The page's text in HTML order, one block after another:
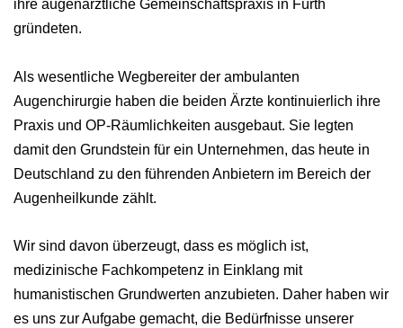
ihre augenärztliche Gemeinschaftspraxis in Fürth
gründeten.
Als wesentliche Wegbereiter der ambulanten
Augenchirurgie haben die beiden Ärzte kontinuierlich ihre
Praxis und OP-Räumlichkeiten ausgebaut. Sie legten
damit den Grundstein für ein Unternehmen, das heute in
Deutschland zu den führenden Anbietern im Bereich der
Augenheilkunde zählt.
Wir sind davon überzeugt, dass es möglich ist,
medizinische Fachkompetenz in Einklang mit
humanistischen Grundwerten anzubieten. Daher haben wir
es uns zur Aufgabe gemacht, die Bedürfnisse unserer